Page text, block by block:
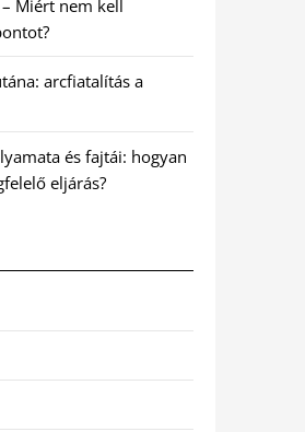
Miért nem kell
arcfiatalítás a
és fajtái: hogyan
eljárás?